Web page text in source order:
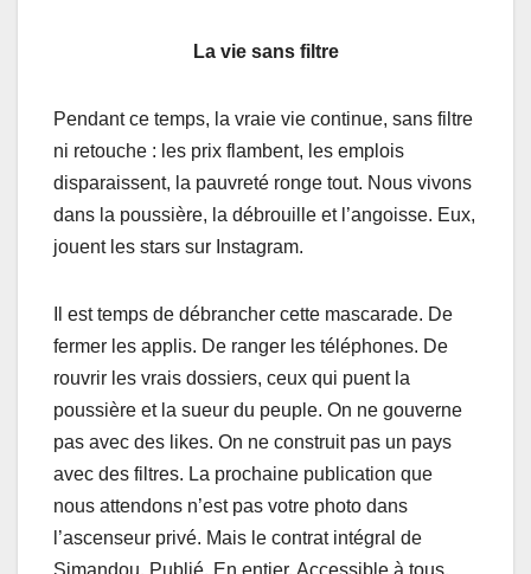
La vie sans filtre
Pendant ce temps, la vraie vie continue, sans filtre
ni retouche : les prix flambent, les emplois
disparaissent, la pauvreté ronge tout. Nous vivons
dans la poussière, la débrouille et l’angoisse. Eux,
jouent les stars sur Instagram.
Il est temps de débrancher cette mascarade. De
fermer les applis. De ranger les téléphones. De
rouvrir les vrais dossiers, ceux qui puent la
poussière et la sueur du peuple. On ne gouverne
pas avec des likes. On ne construit pas un pays
avec des filtres. La prochaine publication que
nous attendons n’est pas votre photo dans
l’ascenseur privé. Mais le contrat intégral de
Simandou. Publié. En entier. Accessible à tous.